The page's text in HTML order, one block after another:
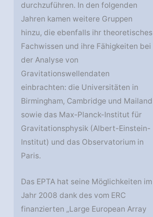
durchzuführen. In den folgenden
Jahren kamen weitere Gruppen
hinzu, die ebenfalls ihr theoretisches
Fachwissen und ihre Fähigkeiten bei
der Analyse von
Gravitationswellendaten
einbrachten: die Universitäten in
Birmingham, Cambridge und Mailand
sowie das Max-Planck-Institut für
Gravitationsphysik (Albert-Einstein-
Institut) und das Observatorium in
Paris.
Das EPTA hat seine Möglichkeiten im
Jahr 2008 dank des vom ERC
finanzierten „Large European Array